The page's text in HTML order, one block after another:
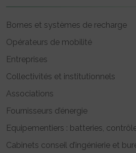
Bornes et systèmes de recharge
Opérateurs de mobilité
Entreprises
Collectivités et institutionnels
Associations
Fournisseurs d’énergie
Equipementiers : batteries,
Cabinets conseil d’ingénierie et